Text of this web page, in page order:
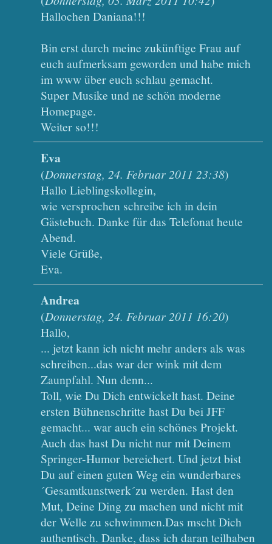
Hallochen Daniana!!!
Bin erst durch meine zukünftige Frau auf
euch aufmerksam geworden und habe mich
im www über euch schlau gemacht.
Super Musike und ne schön moderne
Homepage.
Weiter so!!!
Eva
(Donnerstag, 24. Februar 2011 23:38)
Hallo Lieblingskollegin,
wie versprochen schreibe ich in dein
Gästebuch. Danke für das Telefonat heute
Abend.
Viele Grüße,
Eva.
Andrea
(Donnerstag, 24. Februar 2011 16:20)
Hallo,
... jetzt kann ich nicht mehr anders als was
schreiben...das war der wink mit dem
Zaunpfahl. Nun denn...
Toll, wie Du Dich entwickelt hast. Deine
ersten Bühnenschritte hast Du bei JFF
gemacht... war auch ein schönes Projekt.
Auch das hast Du nicht nur mit Deinem
Springer-Humor bereichert. Und jetzt bist
Du auf einen guten Weg ein wunderbares
´Gesamtkunstwerk´zu werden. Hast den
Mut, Deine Ding zu machen und nicht mit
der Welle zu schwimmen.Das mscht Dich
authentisch. Danke, dass ich daran teilhaben